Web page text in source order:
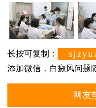
长按可复制：
添加微信，白癜风问题
网友